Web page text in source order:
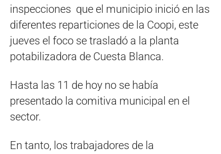
inspecciones que el municipio inició en las
diferentes reparticiones de la Coopi, este
jueves el foco se trasladó a la planta
potabilizadora de Cuesta Blanca.
Hasta las 11 de hoy no se había
presentado la comitiva municipal en el
sector.
En tanto, los trabajadores de la